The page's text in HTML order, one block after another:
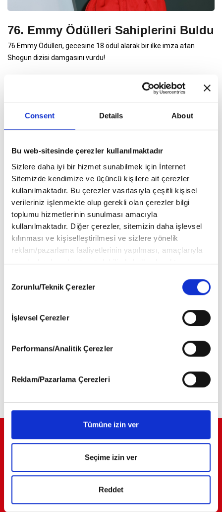
Consent Details About
Bu web-sitesinde çerezler kullanılmaktadır
Sizlere daha iyi bir hizmet sunabilmek için İnternet
Sitemizde kendimize ve üçüncü kişilere ait çerezler
kullanılmaktadır. Bu çerezler vasıtasıyla çeşitli kişisel
verileriniz işlenmekte olup gerekli olan çerezler bilgi
toplumu hizmetlerinin sunulması amacıyla
kullanılmaktadır. Diğer çerezler, sitemizin daha işlevsel
kılınması ve kişiselleştirilmesi ve sizlere yönelik
reklam/pazarlama faaliyetlerinin yapılması, amaçlarıyla
sınırlı olarak açık rızanız dahilinde kullanılacaktır.
vasıtasıyla belirleyebilirsiniz. Çerezlere ilişkin detaylı bilgi
Çerez Bilgilendirme
6698 sayılı Kişisel Verilerin Korunması Kanunu uyarınca
okumak ve sitemizi ziyaretiniz kapsamında
gerçekleştirilen veri işleme faaliyetleri ile ilgili daha
Selection
Zorunlu/Teknik Çerezler
İşlevsel Çerezler
Performans/Analitik Çerezler
Reklam/Pazarlama Çerezleri
Tümüne izin ver
Seçime izin ver
Reddet
76. Emmy Ödülleri Sahiplerini Buldu
76 Emmy Ödülleri, gecesine 18 ödül alarak bir ilke imza atan
Shogun dizisi damgasını vurdu!
75. Emmy Ödülleri sahiplerini buldu
Şamdan Plus dergisi; iş, cemiyet ve moda dünyasının ünlü isimlerinin diğer
gerçekleştirdiği veya katıldığı her türlü etkinliği takip ederek okuyucularına
aktaran Şamdan Plus dergisi, gündemdeki konu veya kişileri tüm detaylarıyla